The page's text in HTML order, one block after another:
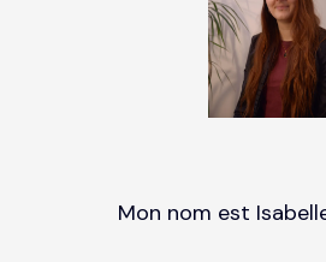
Mon nom est